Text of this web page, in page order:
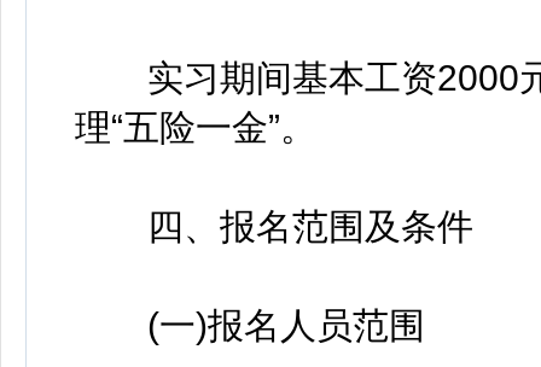
实习期间基本工资2000
理“五险一金”。
四、报名范围及条件
(一)报名人员范围